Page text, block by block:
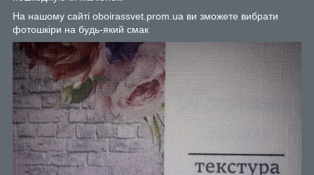
На нашому сайті oboirassvet.prom.ua ви зможете вибрати
фотошкіри на будь-який смак